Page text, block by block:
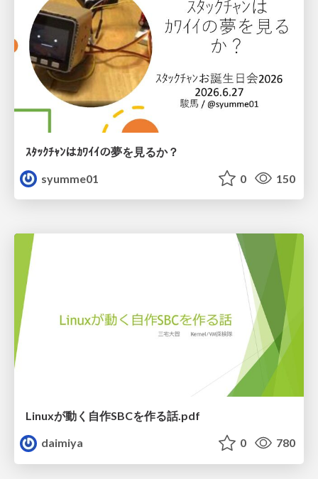
ｽﾀｯｸﾁｬﾝはｶﾜｲｲの夢を見るか？
syumme01
0 150
Linuxが動く自作SBCを作る話.pdf
daimiya
0 780